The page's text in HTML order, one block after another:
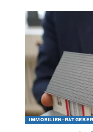
IMMOBILIEN-RATGEBER